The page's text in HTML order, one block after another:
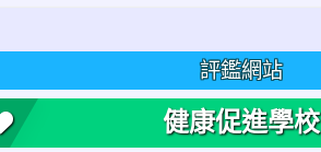
評鑑網站
健康促進學校